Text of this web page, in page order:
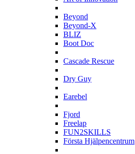
Beyond
Beyond-X
BLIZ
Boot Doc
Cascade Rescue
Dry Guy
Earebel
Fjord
Freelap
FUN2SKILLS
Första Hjälpencentrum